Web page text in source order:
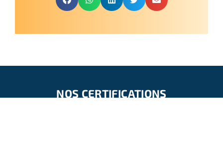
NOS CERTIFICATIONS